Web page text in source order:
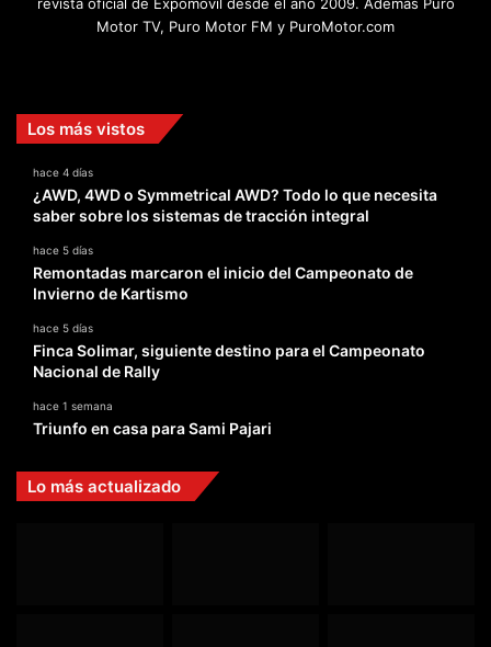
Motor TV, Puro Motor FM y PuroMotor.com
Los más vistos
hace 4 días
¿AWD, 4WD o Symmetrical AWD? Todo lo que necesita
saber sobre los sistemas de tracción integral
hace 5 días
Remontadas marcaron el inicio del Campeonato de
Invierno de Kartismo
hace 5 días
Finca Solimar, siguiente destino para el Campeonato
Nacional de Rally
hace 1 semana
Triunfo en casa para Sami Pajari
Lo más actualizado